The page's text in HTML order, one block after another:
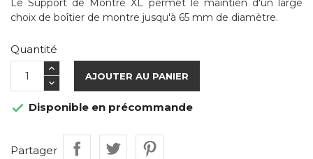
Le Support de Montre XL permet le maintien d'un large
choix de boîtier de montre jusqu'à 65 mm de diamètre.
Quantité
AJOUTER AU PANIER
 Disponible en précommande
Partager